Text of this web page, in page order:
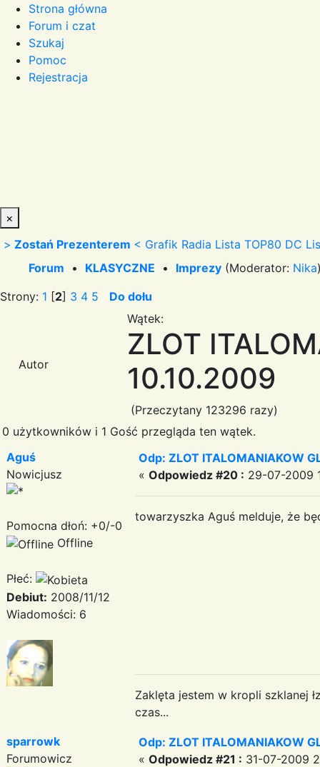
Strona główna
Forum i czat
Szukaj
Pomoc
Rejestracja
×
> Zostań Prezenterem < Grafik Radia Lista TOP80 DC
Forum • KLASYCZNE • Imprezy (Moderator: Nika
Strony: 1 [2] 3 4 5 Do dołu
Autor
Wątek:
ZLOT
10.10.2009
(Przeczytany 123296 razy)
0 użytkowników i 1 Gość przegląda ten wątek.
Aguś
Nowicjusz
Pomocna dłoń: +0/-0
Offline
Płeć:
Debiut: 2008/11/12
Wiadomości: 6
Odp: ZLOT ITALOMANIAKOW
« Odpowiedz #20 : 29-07-2009
towarzyszka Aguś melduje, że
Zaklęta jestem w kropli szklanej
czas...
sparrowk
Forumowicz
Odp: ZLOT ITALOMANIAKOW
« Odpowiedz #21 : 31-07-2009